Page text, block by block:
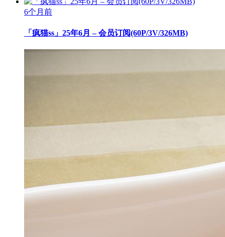
6个月前
「疯猫ss」25年6月 – 会员订阅(60P/3V/326MB)